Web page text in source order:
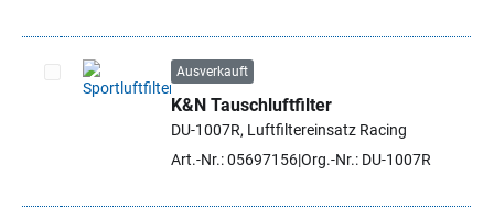
Artikel auswählen
Ausverkauft
K&N Tauschluftfilter
DU-1007R, Luftfiltereinsatz Racing
Art.-Nr.: 05697156Org.-Nr.: DU-1007R